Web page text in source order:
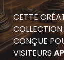
CETTE
COLLECTION
CONÇUE
VISITEURS